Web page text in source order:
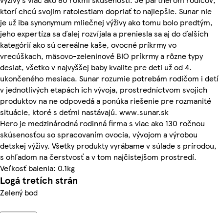
ktorí chcú svojim ratolestiam dopriať to najlepšie. Sunar nie
je už iba synonymum mliečnej výživy ako tomu bolo predtým,
jeho expertíza sa ďalej rozvíjala a preniesla sa aj do ďalších
kategórií ako sú cereálne kaše, ovocné príkrmy vo
vrecúškach, mäsovo-zeleninové BIO príkrmy a rôzne typy
desiat, všetko v najvyššej baby kvalite pre deti už od 4.
ukončeného mesiaca. Sunar rozumie potrebám rodičom i detí
v jednotlivých etapách ich vývoja, prostredníctvom svojich
produktov na ne odpovedá a ponúka riešenie pre rozmanité
situácie, ktoré s deťmi nastávajú. www.sunar.sk
Hero je medzinárodná rodinná firma s viac ako 130 ročnou
skúsenosťou so spracovaním ovocia, vývojom a výrobou
detskej výživy. Všetky produkty vyrábame v súlade s prírodou,
s ohľadom na čerstvosť a v tom najčistejšom prostredí.
Veľkosť balenia: 0.1kg
Logá tretích strán
Zelený bod